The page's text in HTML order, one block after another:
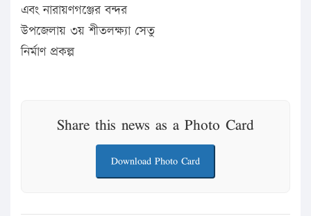
এবং নারায়ণগঞ্জের বন্দর
উপজেলায় ৩য় শীতলক্ষ্যা সেতু
নির্মাণ প্রকল্প
Share this news as a Photo Card
Download Photo Card